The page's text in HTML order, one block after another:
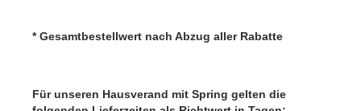
* Gesamtbestellwert nach Abzug aller Rabatte
Für unseren Hausverand mit Spring gelten die